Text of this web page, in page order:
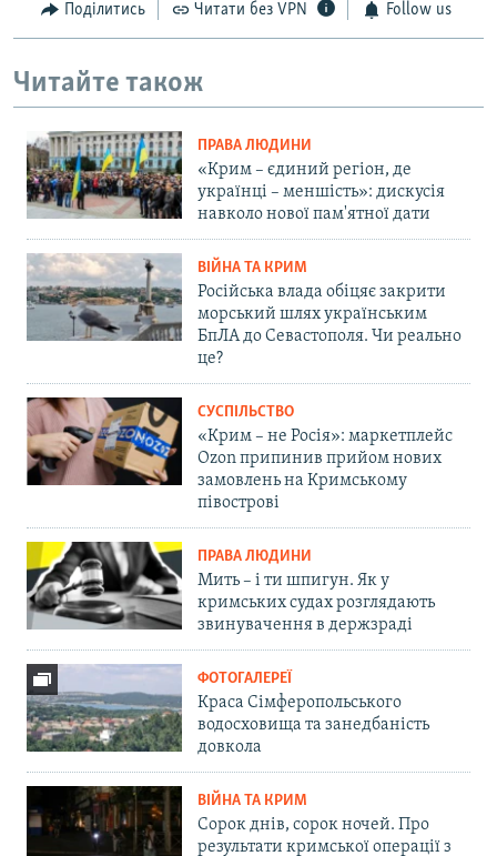
Поділитись Читати без VPN Follow us
Читайте також
ПРАВА ЛЮДИНИ
«Крим – єдиний регіон, де
українці – меншість»: дискусія
навколо нової пам'ятної дати
ВІЙНА ТА КРИМ
Російська влада обіцяє закрити
морський шлях українським
БпЛА до Севастополя. Чи реально
це?
СУСПІЛЬСТВО
«Крим – не Росія»: маркетплейс
Ozon припинив прийом нових
замовлень на Кримському
півострові
ПРАВА ЛЮДИНИ
Мить – і ти шпигун. Як у
кримських судах розглядають
звинувачення в держзраді
ФОТОГАЛЕРЕЇ
Краса Сімферопольського
водосховища та занедбаність
довкола
ВІЙНА ТА КРИМ
Сорок днів, сорок ночей. Про
результати кримської операції з